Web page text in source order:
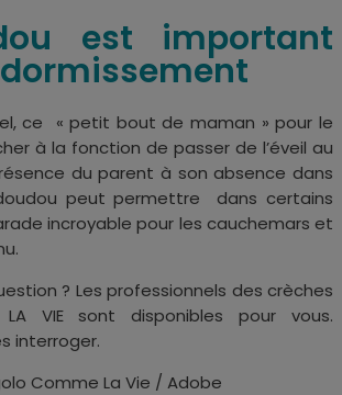
est important
ce « petit bout de maman » pour le
à la fonction de passer de l’éveil au
du parent à son absence dans
peut permettre dans certains
incroyable pour les cauchemars et
? Les professionnels des crèches
LA VIE sont disponibles pour vous.
interroger.
Comme La Vie / Adobe